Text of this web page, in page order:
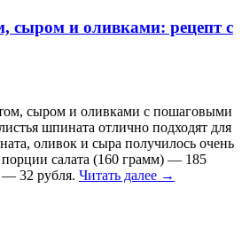
сыром и оливками: рецепт с
сыром и оливками с пошаговыми
шпината отлично подходят для
оливок и сыра получилось очень
салата (160 грамм) — 185
— 32 рубля. Читать далее →